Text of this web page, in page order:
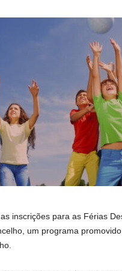
inscrições para as Férias
um programa